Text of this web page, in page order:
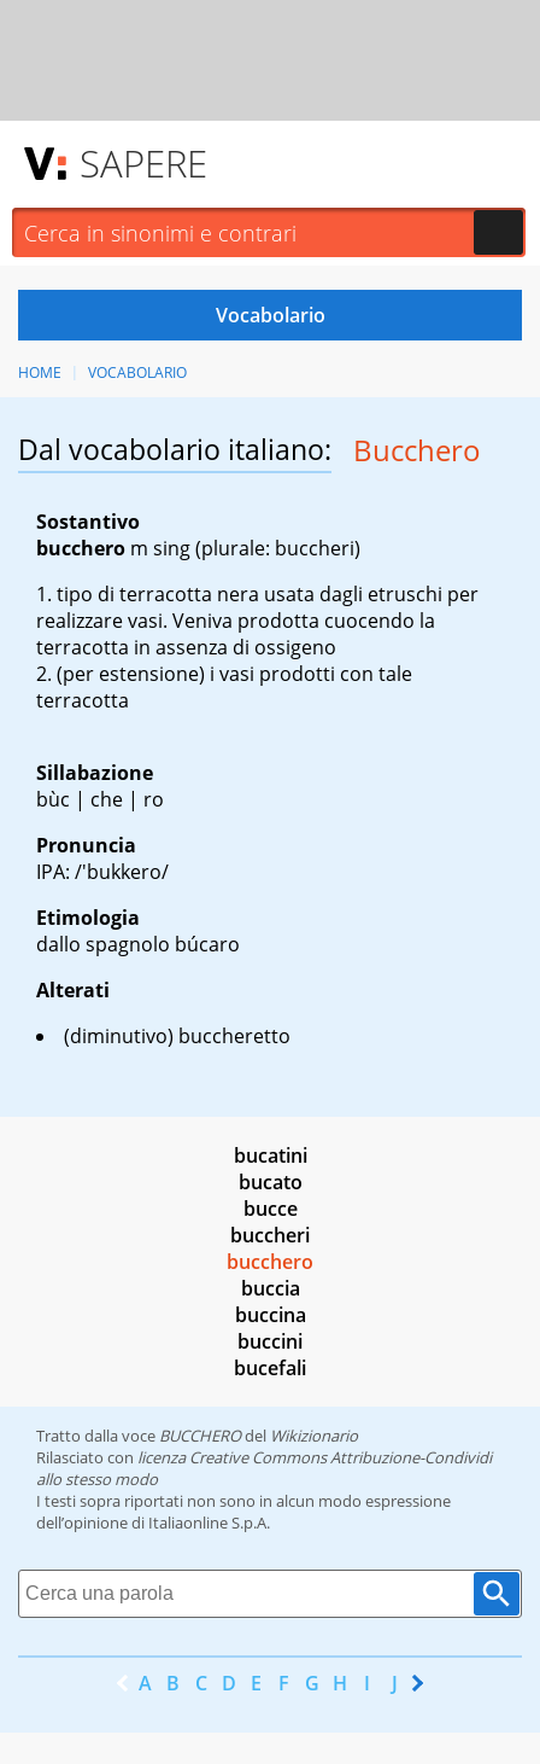
SAPERE
HOME VOCABOLARIO
Dal vocabolario italiano: Bucchero
Sostantivo
bucchero m sing(plurale: buccheri)
tipo di terracotta nera usata dagli etruschi per
realizzare vasi. Veniva prodotta cuocendo la
terracotta in assenza di ossigeno
(per estensione) i vasi prodotti con tale
terracotta
Sillabazione
bùc | che | ro
Pronuncia
IPA: /'bukkero/
Etimologia
dallo spagnolo búcaro
Alterati
(diminutivo) buccheretto
bucatini
bucato
bucce
buccheri
bucchero
buccia
buccina
buccini
bucefali
Tratto dalla voce BUCCHEROdel Wikizionario
Rilasciato con licenza Creative Commons Attribuzione-Condividi
allo stesso modo
I testi sopra riportati non sono in alcun modo espressione
dell’opinione di Italiaonline S.p.A.
A B C D E F G H I J K